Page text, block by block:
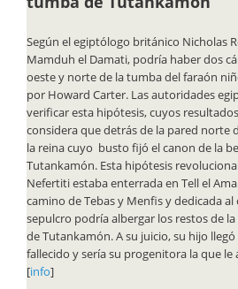
Según el egiptólogo británico Nicholas
Mamduh el Damati, podría haber dos
oeste y norte de la tumba del faraón
por Howard Carter. Las autoridades
verificar esta hipótesis, cuyos
considera que detrás de la pared norte
la reina cuyo busto fijó el canon de la
Tutankamón. Esta hipótesis
Nefertiti estaba enterrada en Tell el
camino de Tebas y Menfis y dedicada
sepulcro podría albergar los restos de
de Tutankamón. A su juicio, su hijo
fallecido y sería su progenitora la que
[info]